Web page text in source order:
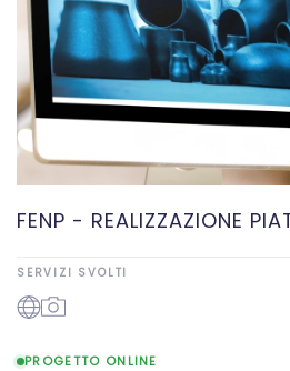
FENP - REALIZZAZIONE
SERVIZI SVOLTI
PROGETTO ONLINE